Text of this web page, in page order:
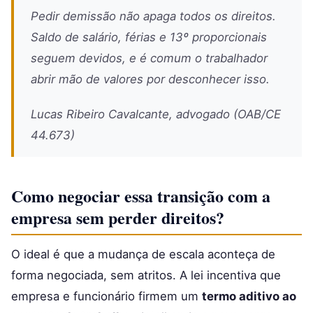
Pedir demissão não apaga todos os direitos.
Saldo de salário, férias e 13º proporcionais
seguem devidos, e é comum o trabalhador
abrir mão de valores por desconhecer isso.
Lucas Ribeiro Cavalcante, advogado (OAB/CE
44.673)
Como negociar essa transição com a
empresa sem perder direitos?
O ideal é que a mudança de escala aconteça de
forma negociada, sem atritos. A lei incentiva que
empresa e funcionário firmem um termo aditivo ao